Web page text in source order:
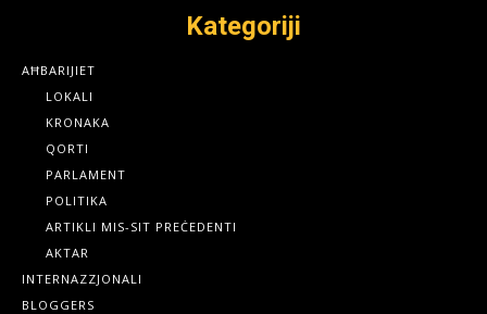
Kategoriji
AĦBARIJIET
LOKALI
KRONAKA
QORTI
PARLAMENT
POLITIKA
ARTIKLI MIS-SIT PREĊEDENTI
AKTAR
INTERNAZZJONALI
BLOGGERS